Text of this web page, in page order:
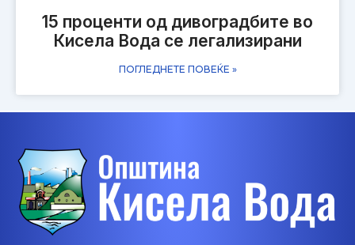
15 проценти од дивоградбите во
Кисела Вода се легализирани
ПОГЛЕДНЕТЕ ПОВЕЌЕ »